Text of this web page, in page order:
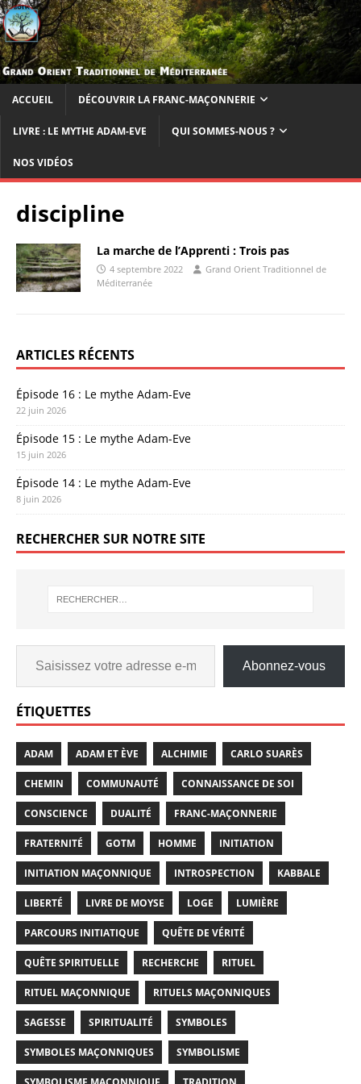
ACCUEIL DÉCOUVRIR LA FRANC-MAÇONNERIE
LIVRE : LE MYTHE ADAM-EVE QUI SOMMES-NOUS ?
NOS VIDÉOS
discipline
La marche de l’Apprenti : Trois pas
4 septembre 2022
Grand Orient Traditionnel de
Méditerranée
ARTICLES RÉCENTS
Épisode 16 : Le mythe Adam-Eve
22 juin 2026
Épisode 15 : Le mythe Adam-Eve
15 juin 2026
Épisode 14 : Le mythe Adam-Eve
8 juin 2026
RECHERCHER SUR NOTRE SITE
Abonnez-vous
ÉTIQUETTES
ADAM ADAM ET ÈVE ALCHIMIE CARLO SUARÈS
CHEMIN COMMUNAUTÉ CONNAISSANCE DE SOI
CONSCIENCE DUALITÉ FRANC-MAÇONNERIE
FRATERNITÉ GOTM HOMME INITIATION
INITIATION MAÇONNIQUE INTROSPECTION KABBALE
LIBERTÉ LIVRE DE MOYSE LOGE LUMIÈRE
PARCOURS INITIATIQUE QUÊTE DE VÉRITÉ
QUÊTE SPIRITUELLE RECHERCHE RITUEL
RITUEL MAÇONNIQUE RITUELS MAÇONNIQUES
SAGESSE SPIRITUALITÉ SYMBOLES
SYMBOLES MAÇONNIQUES SYMBOLISME